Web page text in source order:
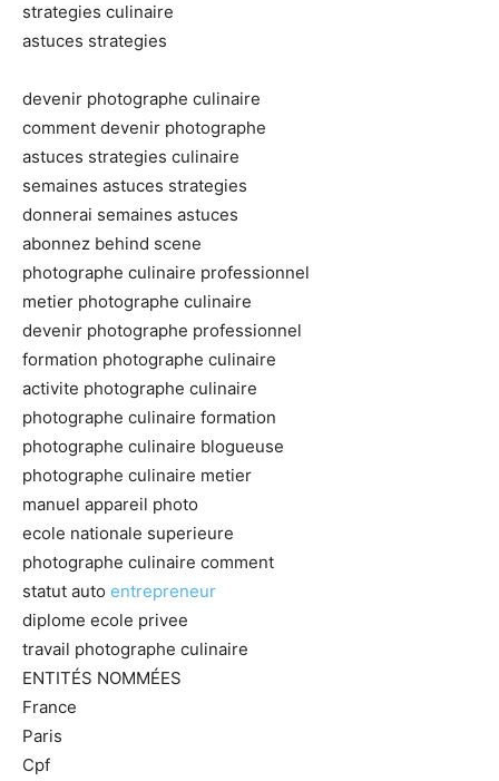
strategies culinaire
astuces strategies
devenir photographe culinaire
comment devenir photographe
astuces strategies culinaire
semaines astuces strategies
donnerai semaines astuces
abonnez behind scene
photographe culinaire professionnel
metier photographe culinaire
devenir photographe professionnel
formation photographe culinaire
activite photographe culinaire
photographe culinaire formation
photographe culinaire blogueuse
photographe culinaire metier
manuel appareil photo
ecole nationale superieure
photographe culinaire comment
statut auto entrepreneur
diplome ecole privee
travail photographe culinaire
ENTITÉS NOMMÉES
France
Paris
Cpf